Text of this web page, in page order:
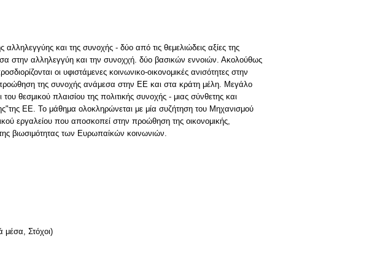
και της συνοχής - δύο από τις θεμελιώδεις αξίες της
στην αλληλεγγύη και την συνοχχή. δύο βασικών εννοιών. Ακολούθως
οι υφιστάμενες κοινωνικο-οικονομικές ανισότητες στην
της συνοχής ανάμεσα στην ΕΕ και στα κράτη μέλη. Μεγάλο
θεσμικού πλαισίου της πολιτικής συνοχής - μιας σύνθετης και
ΕΕ. Το μάθημα ολοκληρώνεται με μία συζήτηση του Μηχανισμού
εργαλείου που αποσκοπεί στην προώθηση της οικονομικής,
βιωσιμότητας των Ευρωπαίκών κοινωνιών.
μέσα, Στόχοι)